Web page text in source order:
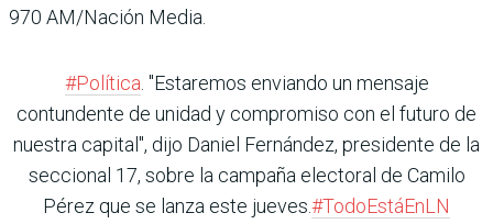
970 AM/Nación Media.
#Política. "Estaremos enviando un mensaje
contundente de unidad y compromiso con el futuro de
nuestra capital", dijo Daniel Fernández, presidente de la
seccional 17, sobre la campaña electoral de Camilo
Pérez que se lanza este jueves.#TodoEstáEnLN